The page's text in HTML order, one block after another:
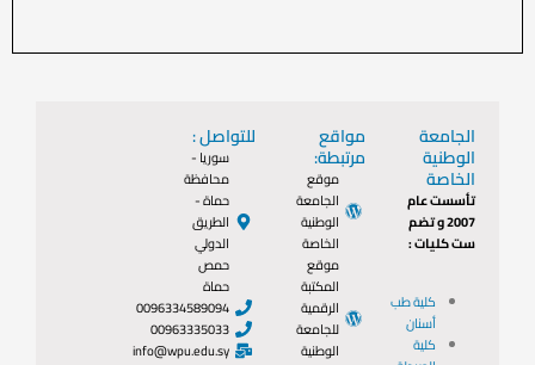
الجامعة
الوطنية
الخاصة
تأسست عام
2007 و تضم
ست كليات :
كلية طب
أسنان
كلية
مواقع
مرتبطة:
موقع
الجامعة
الوطنية
الخاصة
موقع
المكتبة
الرقمية
للجامعة
الوطنية
للتواصل :
سوريا -
محافظة
حماة -
الطريق
الدولي
حمص
حماة
0096334589094
00963335033
info@wpu.edu.sy